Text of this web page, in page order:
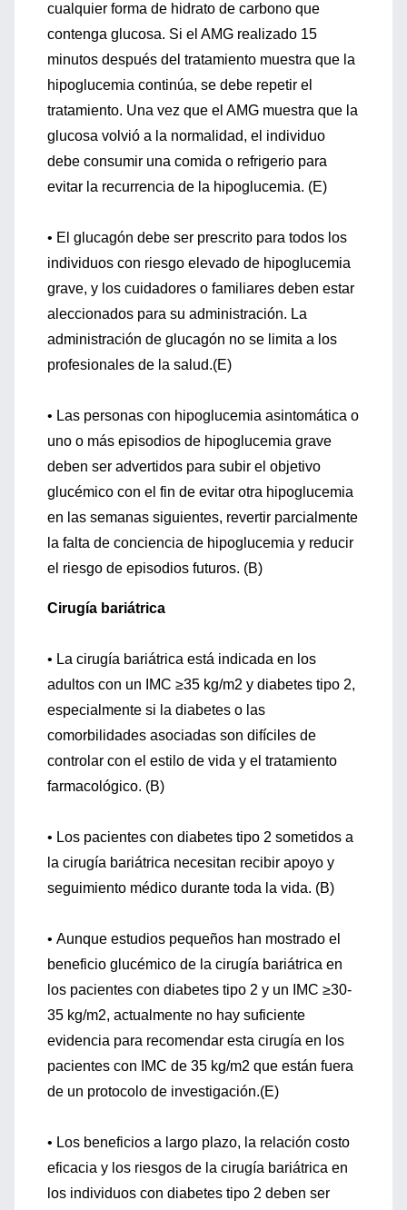
cualquier forma de hidrato de carbono que
contenga glucosa. Si el AMG realizado 15
minutos después del tratamiento muestra que la
hipoglucemia continúa, se debe repetir el
tratamiento. Una vez que el AMG muestra que la
glucosa volvió a la normalidad, el individuo
debe consumir una comida o refrigerio para
evitar la recurrencia de la hipoglucemia. (E)
• El glucagón debe ser prescrito para todos los
individuos con riesgo elevado de hipoglucemia
grave, y los cuidadores o familiares deben estar
aleccionados para su administración. La
administración de glucagón no se limita a los
profesionales de la salud.(E)
• Las personas con hipoglucemia asintomática o
uno o más episodios de hipoglucemia grave
deben ser advertidos para subir el objetivo
glucémico con el fin de evitar otra hipoglucemia
en las semanas siguientes, revertir parcialmente
la falta de conciencia de hipoglucemia y reducir
el riesgo de episodios futuros. (B)
Cirugía bariátrica
• La cirugía bariátrica está indicada en los
adultos con un IMC ≥35 kg/m2 y diabetes tipo 2,
especialmente si la diabetes o las
comorbilidades asociadas son difíciles de
controlar con el estilo de vida y el tratamiento
farmacológico. (B)
• Los pacientes con diabetes tipo 2 sometidos a
la cirugía bariátrica necesitan recibir apoyo y
seguimiento médico durante toda la vida. (B)
• Aunque estudios pequeños han mostrado el
beneficio glucémico de la cirugía bariátrica en
los pacientes con diabetes tipo 2 y un IMC ≥30-
35 kg/m2, actualmente no hay suficiente
evidencia para recomendar esta cirugía en los
pacientes con IMC de 35 kg/m2 que están fuera
de un protocolo de investigación.(E)
• Los beneficios a largo plazo, la relación costo
eficacia y los riesgos de la cirugía bariátrica en
los individuos con diabetes tipo 2 deben ser